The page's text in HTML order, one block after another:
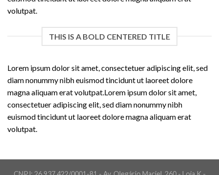
volutpat.
THIS IS A BOLD CENTERED TITLE
Lorem ipsum dolor sit amet, consectetuer adipiscing elit, sed
diam nonummy nibh euismod tincidunt ut laoreet dolore
magna aliquam erat volutpat.Lorem ipsum dolor sit amet,
consectetuer adipiscing elit, sed diam nonummy nibh
euismod tincidunt ut laoreet dolore magna aliquam erat
volutpat.